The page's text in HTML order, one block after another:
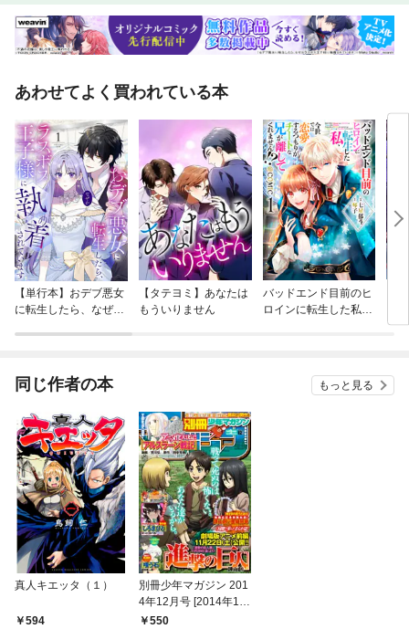
あわせてよく買われている本
【単行本】おデブ悪女
に転生したら、なぜか
【タテヨミ】あなたは
もういりません
バッドエンド目前のヒ
ロインに転生した私、
同じ作者の本 もっと見る
真人キエッタ（１）
594
別冊少年マガジン 201
4年12月号 [2014年11
月8日発売]
550